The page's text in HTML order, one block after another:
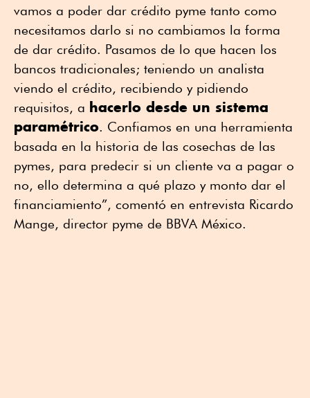
vamos a poder dar crédito pyme tanto como
necesitamos darlo si no cambiamos la forma
de dar crédito. Pasamos de lo que hacen los
bancos tradicionales; teniendo un analista
viendo el crédito, recibiendo y pidiendo
requisitos, a hacerlo desde un sistema
paramétrico. Confiamos en una herramienta
basada en la historia de las cosechas de las
pymes, para predecir si un cliente va a pagar o
no, ello determina a qué plazo y monto dar el
financiamiento”, comentó en entrevista Ricardo
Mange, director pyme de BBVA México.